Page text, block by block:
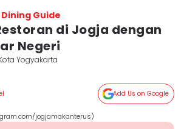
Dining Guide
di Jogja dengan
Negeri
Yogyakarta
Add Us on Google
jogjamakanterus)